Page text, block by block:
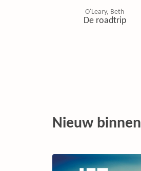
O'Leary, Beth
De roadtrip
Nieuw binnen